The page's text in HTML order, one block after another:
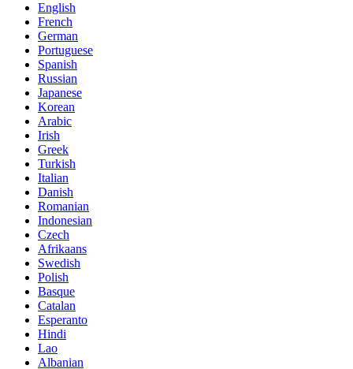
English
French
German
Portuguese
Spanish
Russian
Japanese
Korean
Arabic
Irish
Greek
Turkish
Italian
Danish
Romanian
Indonesian
Czech
Afrikaans
Swedish
Polish
Basque
Catalan
Esperanto
Hindi
Lao
Albanian